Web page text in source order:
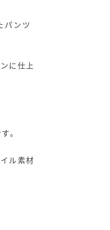
パンツ
に仕上
。
ル素材